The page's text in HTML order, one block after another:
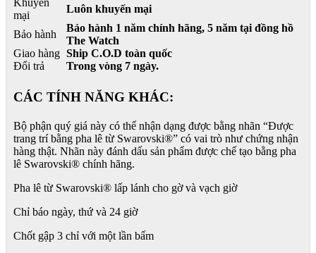
Khuyến
mại
Luôn khuyến mại
Bảo hành
Bảo hành 1 năm chính hãng, 5 năm tại đồng hồ
The Watch
Giao hàng Ship C.O.D toàn quốc
Đổi trả
Trong vòng 7 ngày.
CÁC TÍNH NĂNG KHÁC:
Bộ phận quý giá này có thể nhận dạng được bằng nhãn “Được
trang trí bằng pha lê từ Swarovski®” có vai trò như chứng nhận
hàng thật. Nhãn này đánh dấu sản phẩm được chế tạo bằng pha
lê Swarovski® chính hãng.
Pha lê từ Swarovski® lấp lánh cho gờ và vạch giờ
Chỉ báo ngày, thứ và 24 giờ
Chốt gập 3 chỉ với một lần bấm